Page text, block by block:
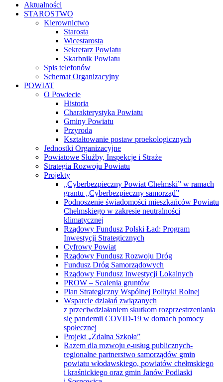
Aktualności
STAROSTWO
Kierownictwo
Starosta
Wicestarosta
Sekretarz Powiatu
Skarbnik Powiatu
Spis telefonów
Schemat Organizacyjny
POWIAT
O Powiecie
Historia
Charakterystyka Powiatu
Gminy Powiatu
Przyroda
Kształtowanie postaw proekologicznych
Jednostki Organizacyjne
Powiatowe Służby, Inspekcje i Straże
Strategia Rozwoju Powiatu
Projekty
„Cyberbezpieczny Powiat Chełmski” w ramach
grantu „Cyberbezpieczny samorząd”
Podnoszenie świadomości mieszkańców Powiatu
Chełmskiego w zakresie neutralności
klimatycznej
Rządowy Fundusz Polski Ład: Program
Inwestycji Strategicznych
Cyfrowy Powiat
Rządowy Fundusz Rozwoju Dróg
Fundusz Dróg Samorządowych
Rządowy Fundusz Inwestycji Lokalnych
PROW – Scalenia gruntów
Plan Strategiczny Wspólnej Polityki Rolnej
Wsparcie działań związanych
z przeciwdziałaniem skutkom rozprzestrzeniania
się pandemii COVID-19 w domach pomocy
społecznej
Projekt „Zdalna Szkoła”
Razem dla rozwoju e-usług publicznych-
regionalne partnerstwo samorządów gmin
powiatu włodawskiego, powiatów chełmskiego
i kraśnickiego oraz gmin Janów Podlaski